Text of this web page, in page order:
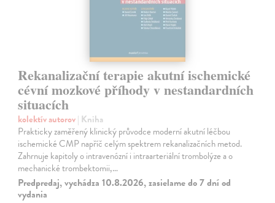
Rekanalizační terapie akutní ischemické
cévní mozkové příhody v nestandardních
situacích
kolektív autorov| Kniha
Prakticky zaměřený klinický průvodce moderní akutní léčbou
ischemické CMP napříč celým spektrem rekanalizačních metod.
Zahrnuje kapitoly o intravenózní i intraarteriální trombolýze a o
mechanické trombektomii,…
Predpredaj, vychádza 10.8.2026, zasielame do 7 dní od
vydania